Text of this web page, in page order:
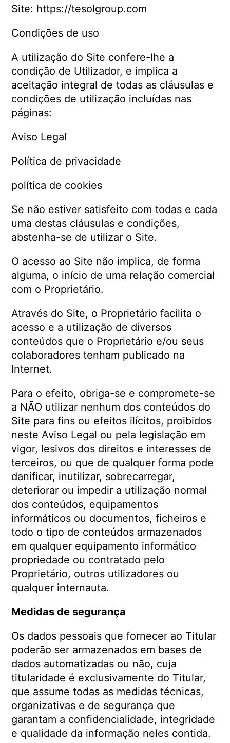
Site: https://tesolgroup.com
Condições de uso
A utilização do Site confere-lhe a
condição de Utilizador, e implica a
aceitação integral de todas as cláusulas e
condições de utilização incluídas nas
páginas:
Aviso Legal
Política de privacidade
política de cookies
Se não estiver satisfeito com todas e cada
uma destas cláusulas e condições,
abstenha-se de utilizar o Site.
O acesso ao Site não implica, de forma
alguma, o início de uma relação comercial
com o Proprietário.
Através do Site, o Proprietário facilita o
acesso e a utilização de diversos
conteúdos que o Proprietário e/ou seus
colaboradores tenham publicado na
Internet.
Para o efeito, obriga-se e compromete-se
a NÃO utilizar nenhum dos conteúdos do
Site para fins ou efeitos ilícitos, proibidos
neste Aviso Legal ou pela legislação em
vigor, lesivos dos direitos e interesses de
terceiros, ou que de qualquer forma pode
danificar, inutilizar, sobrecarregar,
deteriorar ou impedir a utilização normal
dos conteúdos, equipamentos
informáticos ou documentos, ficheiros e
todo o tipo de conteúdos armazenados
em qualquer equipamento informático
propriedade ou contratado pelo
Proprietário, outros utilizadores ou
qualquer internauta.
Medidas de segurança
Os dados pessoais que fornecer ao Titular
poderão ser armazenados em bases de
dados automatizadas ou não, cuja
titularidade é exclusivamente do Titular,
que assume todas as medidas técnicas,
organizativas e de segurança que
garantam a confidencialidade, integridade
e qualidade da informação neles contida.